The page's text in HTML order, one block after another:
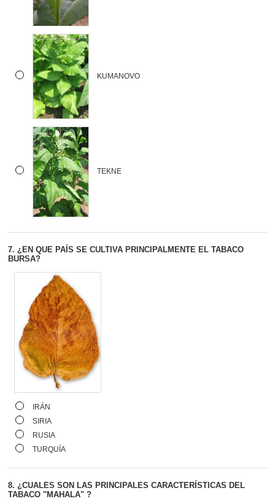
KUMANOVO
TEKNE
7. ¿EN QUE PAÍS SE CULTIVA PRINCIPALMENTE EL TABACO
BURSA?
IRÁN
SIRIA
RUSIA
TURQUÍA
8. ¿CUALES SON LAS PRINCIPALES CARACTERÍSTICAS DEL
TABACO "MAHALA" ?